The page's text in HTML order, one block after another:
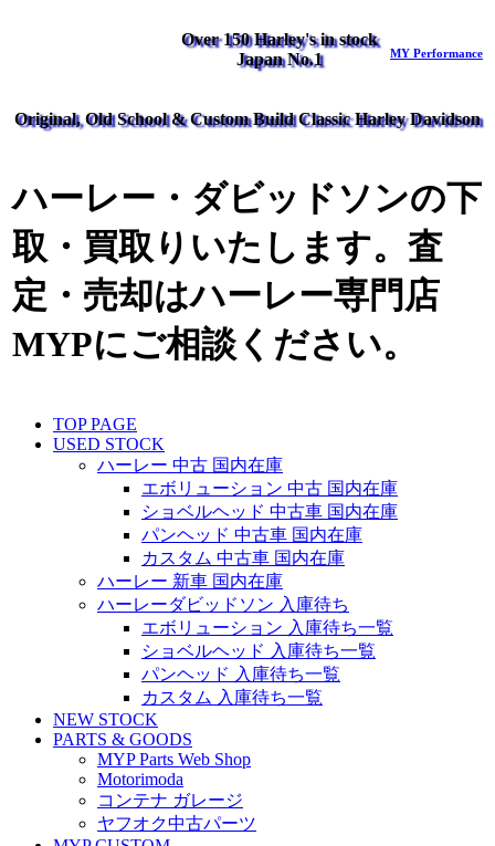
Over 150 Harley's in stock
Japan No.1
MY Performance
Original, Old School & Custom Build Classic Harley Davidson
ハーレー・ダビッドソンの下
取・買取りいたします。査
定・売却はハーレー専門店
MYPにご相談ください。
TOP PAGE
USED STOCK
ハーレー 中古 国内在庫
エボリューション 中古 国内在庫
ショベルヘッド 中古車 国内在庫
パンヘッド 中古車 国内在庫
カスタム 中古車 国内在庫
ハーレー 新車 国内在庫
ハーレーダビッドソン 入庫待ち
エボリューション 入庫待ち一覧
ショベルヘッド 入庫待ち一覧
パンヘッド 入庫待ち一覧
カスタム 入庫待ち一覧
NEW STOCK
PARTS & GOODS
MYP Parts Web Shop
Motorimoda
コンテナ ガレージ
ヤフオク中古パーツ